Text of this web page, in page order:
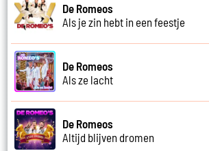
De Romeos
Als je zin hebt in een feestje
De Romeos
Als ze lacht
De Romeos
Altijd blijven dromen